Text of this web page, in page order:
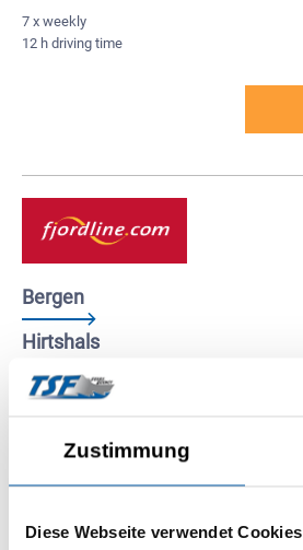
Zustimmung
Diese Webseite verwendet Cookies
7 x weekly
12 h driving time
Bergen
Hirtshals
7 x weekly